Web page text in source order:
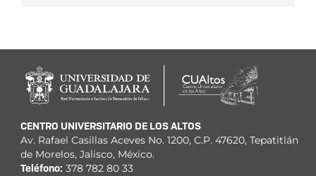
CENTRO UNIVERSITARIO DE LOS ALTOS
Av. Rafael Casillas Aceves No. 1200, C.P. 47620, Tepatitlán
de Morelos, Jalisco, México.
Teléfono: 378 782 80 33